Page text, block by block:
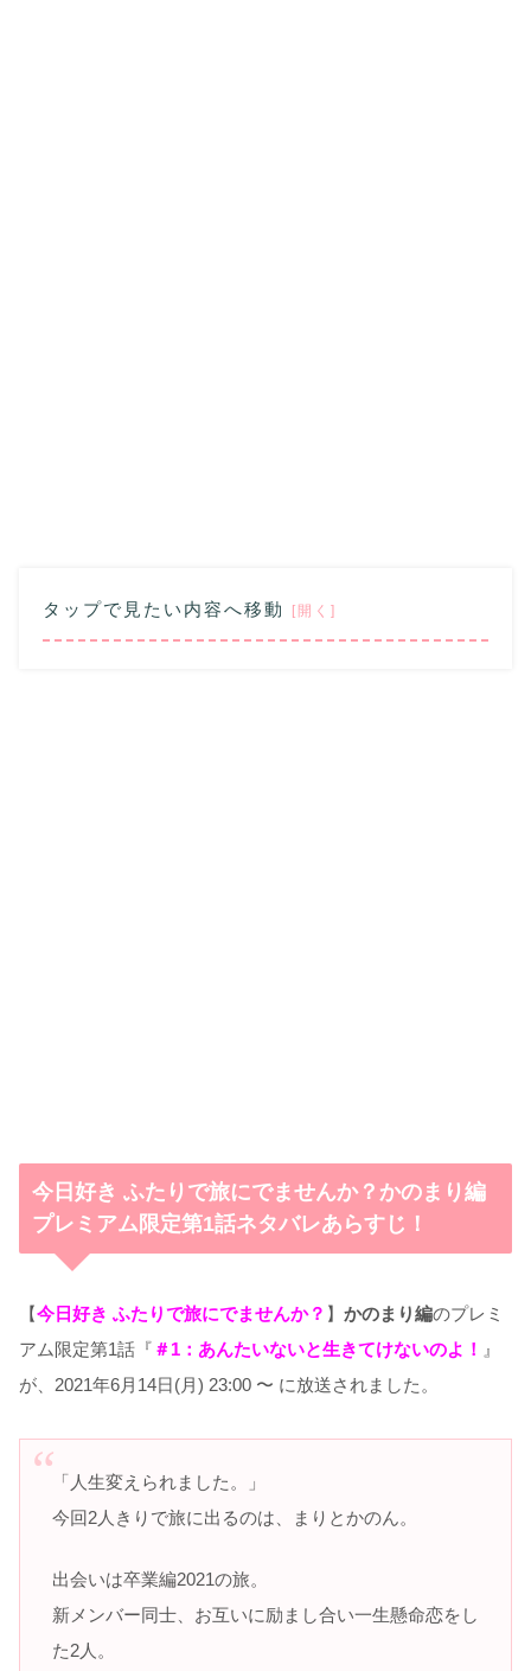
タップで見たい内容へ移動
今日好き ふたりで旅にでませんか？かのまり編
プレミアム限定第1話ネタバレあらすじ！
【今日好き ふたりで旅にでませんか？ 】 かのまり編のプレミ
アム限定第1話『 ＃1：あんたいないと生きてけないのよ！ 』
が、2021年6月14日(月) 23:00 〜 に放送されました。
「人生変えられました。」
今回2人きりで旅に出るのは、まりとかのん。
出会いは卒業編2021の旅。
新メンバー同士、お互いに励まし合い一生懸命恋をし
た2人。